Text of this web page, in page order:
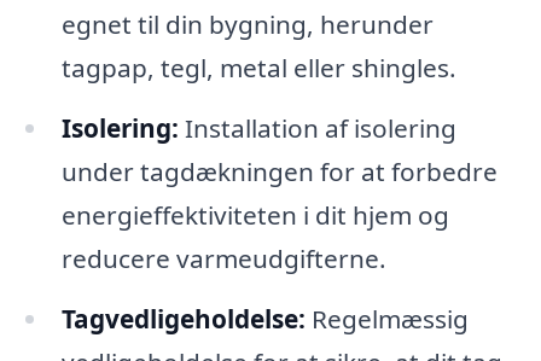
egnet til din bygning, herunder
tagpap, tegl, metal eller shingles.
Isolering: Installation af isolering
under tagdækningen for at forbedre
energieffektiviteten i dit hjem og
reducere varmeudgifterne.
Tagvedligeholdelse: Regelmæssig